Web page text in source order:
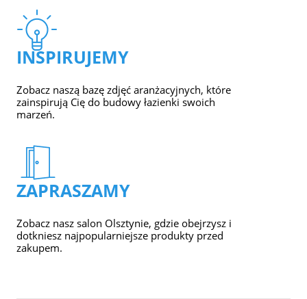
INSPIRUJEMY
Zobacz naszą bazę zdjęć aranżacyjnych, które
zainspirują Cię do budowy łazienki swoich
marzeń.
ZAPRASZAMY
Zobacz nasz salon Olsztynie, gdzie obejrzysz i
dotkniesz najpopularniejsze produkty przed
zakupem.